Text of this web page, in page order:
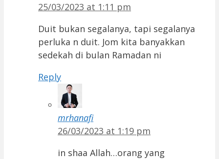
25/03/2023 at 1:11 pm
Duit bukan segalanya, tapi segalanya
perluka n duit. Jom kita banyakkan
sedekah di bulan Ramadan ni
Reply
mrhanafi
26/03/2023 at 1:19 pm
in shaa Allah…orang yang